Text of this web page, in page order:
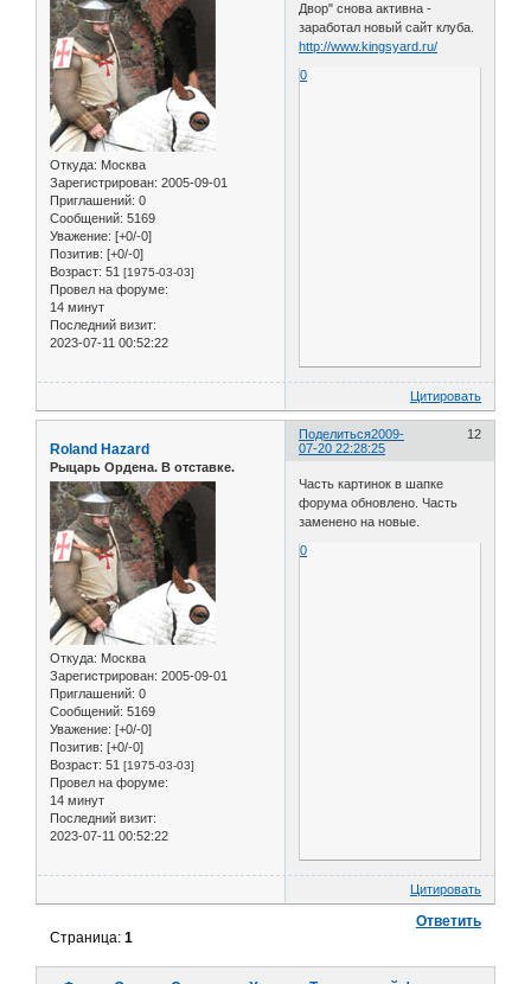
Откуда: Москва
Зарегистрирован: 2005-09-01
Приглашений: 0
Сообщений: 5169
Уважение: [+0/-0]
Позитив: [+0/-0]
Возраст: 51 [1975-03-03]
Провел на форуме:
14 минут
Последний визит:
2023-07-11 00:52:22
Двор" снова активна -
заработал новый сайт клуба.
http://www.kingsyard.ru/
0
Цитировать
Поделиться 12
2009-
07-20 22:28:25
Roland Hazard
Рыцарь Ордена. В отставке.
Откуда: Москва
Зарегистрирован: 2005-09-01
Приглашений: 0
Сообщений: 5169
Уважение: [+0/-0]
Позитив: [+0/-0]
Возраст: 51 [1975-03-03]
Провел на форуме:
14 минут
Последний визит:
2023-07-11 00:52:22
Часть картинок в шапке
форума обновлено. Часть
заменено на новые.
0
Цитировать
Ответить
Страница:1